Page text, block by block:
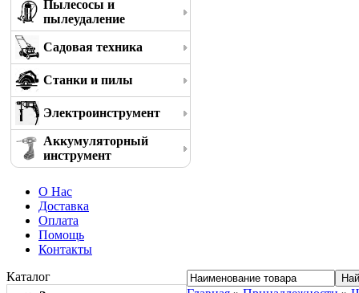
Пылесосы и
пылеудаление
Садовая техника
Станки и пилы
Электроинструмент
Аккумуляторный
инструмент
О Нас
Доставка
Оплата
Помощь
Контакты
Каталог